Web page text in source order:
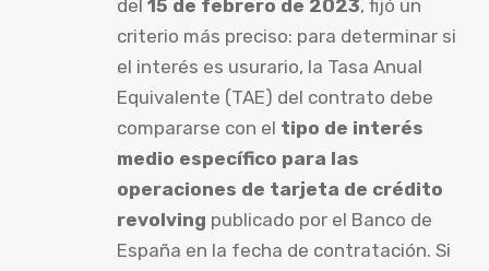
del 15 de febrero de 2023, fijó un
criterio más preciso: para determinar si
el interés es usurario, la Tasa Anual
Equivalente (TAE) del contrato debe
compararse con el tipo de interés
medio específico para las
operaciones de tarjeta de crédito
revolving publicado por el Banco de
España en la fecha de contratación. Si